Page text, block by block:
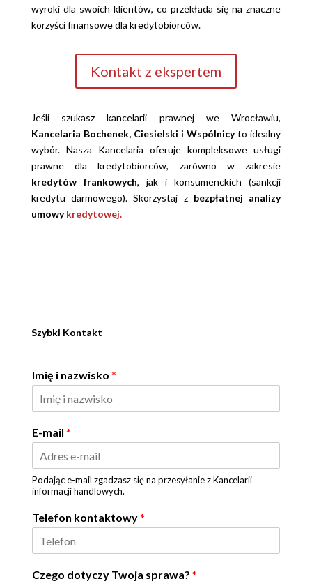
wyroki dla swoich klientów, co przekłada się na znaczne
korzyści finansowe dla kredytobiorców.
Kontakt z ekspertem
Jeśli szukasz kancelarii prawnej we Wrocławiu,
Kancelaria Bochenek, Ciesielski i Wspólnicyto idealny
wybór. Nasza Kancelaria oferuje kompleksowe usługi
prawne dla kredytobiorców, zarówno w zakresie
kredytów frankowych, jak i konsumenckich (sankcji
kredytu darmowego). Skorzystaj z bezpłatnej analizy
umowy kredytowej.
Szybki Kontakt
Imię i nazwisko *
E-mail *
Podając e-mail zgadzasz się na przesyłanie z Kancelarii
informacji handlowych.
Telefon kontaktowy*
Czego dotyczy Twoja sprawa? *